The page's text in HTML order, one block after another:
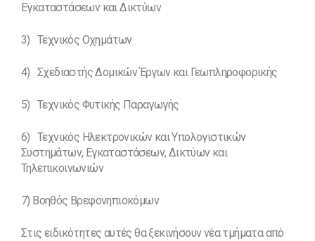
Εγκαταστάσεων και Δικτύων
3) Τεχνικός Οχημάτων
4) Σχεδιαστής Δομικών Έργων και Γεωπληροφορικής
5) Τεχνικός Φυτικής Παραγωγής
6) Τεχνικός Ηλεκτρονικών και Υπολογιστικών
Συστημάτων, Εγκαταστάσεων, Δικτύων και
Τηλεπικοινωνιών
7) Βοηθός Βρεφονηπιοκόμων
Στις ειδικότητες αυτές θα ξεκινήσουν νέα τμήματα από